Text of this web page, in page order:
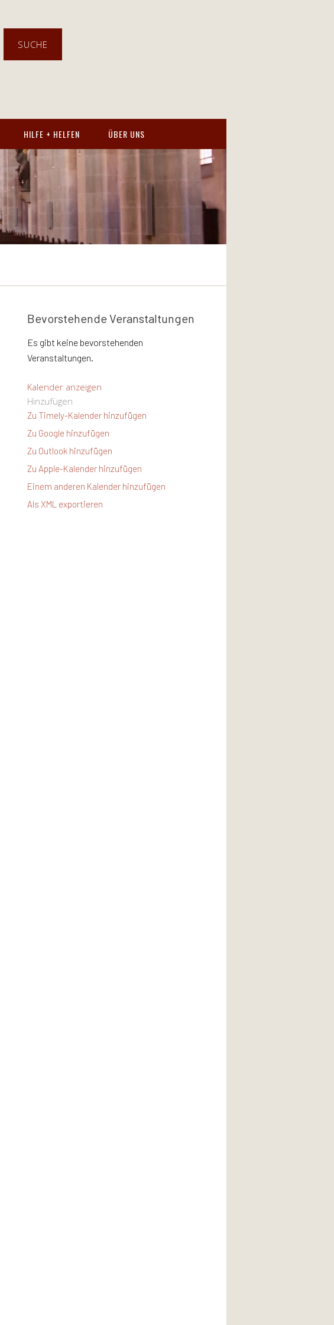
SUCHE
HILFE + HELFEN ÜBER UNS
Bevorstehende Veranstaltungen
Es gibt keine bevorstehenden
Veranstaltungen.
Kalender anzeigen
Hinzufügen
Zu Timely-Kalender hinzufügen
Zu Google hinzufügen
Zu Outlook hinzufügen
Zu Apple-Kalender hinzufügen
Einem anderen Kalender hinzufügen
Als XML exportieren